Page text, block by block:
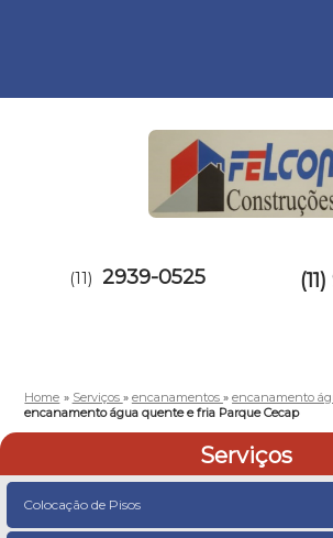
(11) 2939-0525
Home » Serviços » encanamentos »encanamento
encanamento água quente e fria Parque Cecap
Serviços
Colocação de Pisos